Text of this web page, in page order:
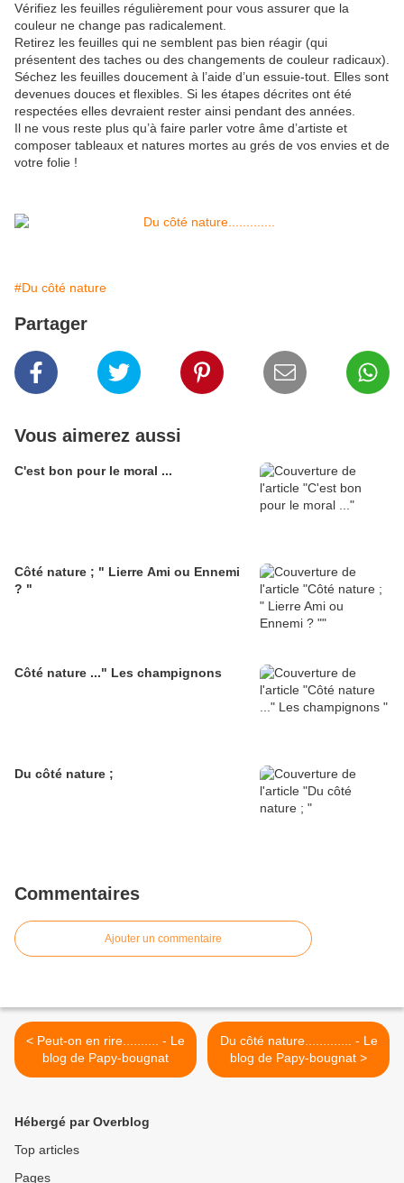
Vérifiez les feuilles régulièrement pour vous assurer que la
couleur ne change pas radicalement.
Retirez les feuilles qui ne semblent pas bien réagir (qui
présentent des taches ou des changements de couleur radicaux).
Séchez les feuilles doucement à l’aide d’un essuie-tout. Elles sont
devenues douces et flexibles. Si les étapes décrites ont été
respectées elles devraient rester ainsi pendant des années.
Il ne vous reste plus qu’à faire parler votre âme d’artiste et
composer tableaux et natures mortes au grés de vos envies et de
votre folie !
#Du côté nature
Partager
Vous aimerez aussi
C'est bon pour le moral ...
Côté nature ; " Lierre Ami ou Ennemi
? "
Côté nature ..." Les champignons
Du côté nature ;
Commentaires
Ajouter un commentaire
< Peut-on en rire.......... - Le
blog de Papy-bougnat
Du côté nature............. - Le
blog de Papy-bougnat >
Hébergé par Overblog
Top articles
Pages